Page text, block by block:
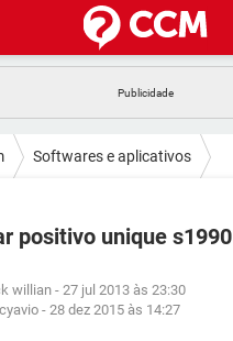
FACEBOOK
GMAIL
WHATSAPP
GMAIL
WHATSAPP
EXCEL
WHATSAPP
Softwares e aplicativos
positivo unique s1990
willian - 27 jul 2013 às 23:30
- 28 dez 2015 às 14:27